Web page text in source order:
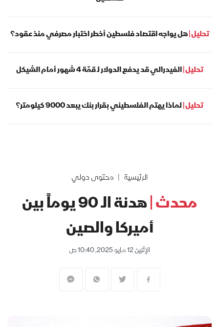
تحليل |هل يواجه اقتصاد فلسطين أخطر اختبار مصرفي منذ عقود؟
تحليل |الفيدرالي قد يدفع الدولار لـ قمّة 4 شهور أمام الشيكل
تحليل |لماذا يهتم الفلسطيني بقرار بنك يبعد 9000 كيلومتر؟
الرئيسية محتوى دولي
محدث |
هدنة الـ 90 يوماً بين
أميركا والصين
الإثنين 12 مايو 2025, 10:40 ص